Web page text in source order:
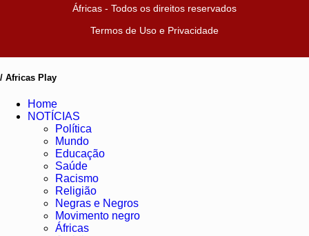
Áfricas - Todos os direitos reservados
Termos de Uso e Privacidade
/ Africas Play
Home
NOTÍCIAS
Política
Mundo
Educação
Saúde
Racismo
Religião
Negras e Negros
Movimento negro
Áfricas